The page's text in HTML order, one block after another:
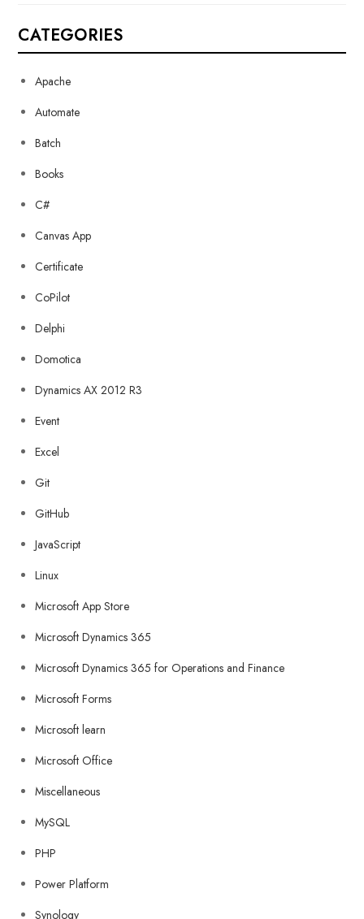
CATEGORIES
Apache
Automate
Batch
Books
C#
Canvas App
Certificate
CoPilot
Delphi
Domotica
Dynamics AX 2012 R3
Event
Excel
Git
GitHub
JavaScript
Linux
Microsoft App Store
Microsoft Dynamics 365
Microsoft Dynamics 365 for Operations and Finance
Microsoft Forms
Microsoft learn
Microsoft Office
Miscellaneous
MySQL
PHP
Power Platform
Synology